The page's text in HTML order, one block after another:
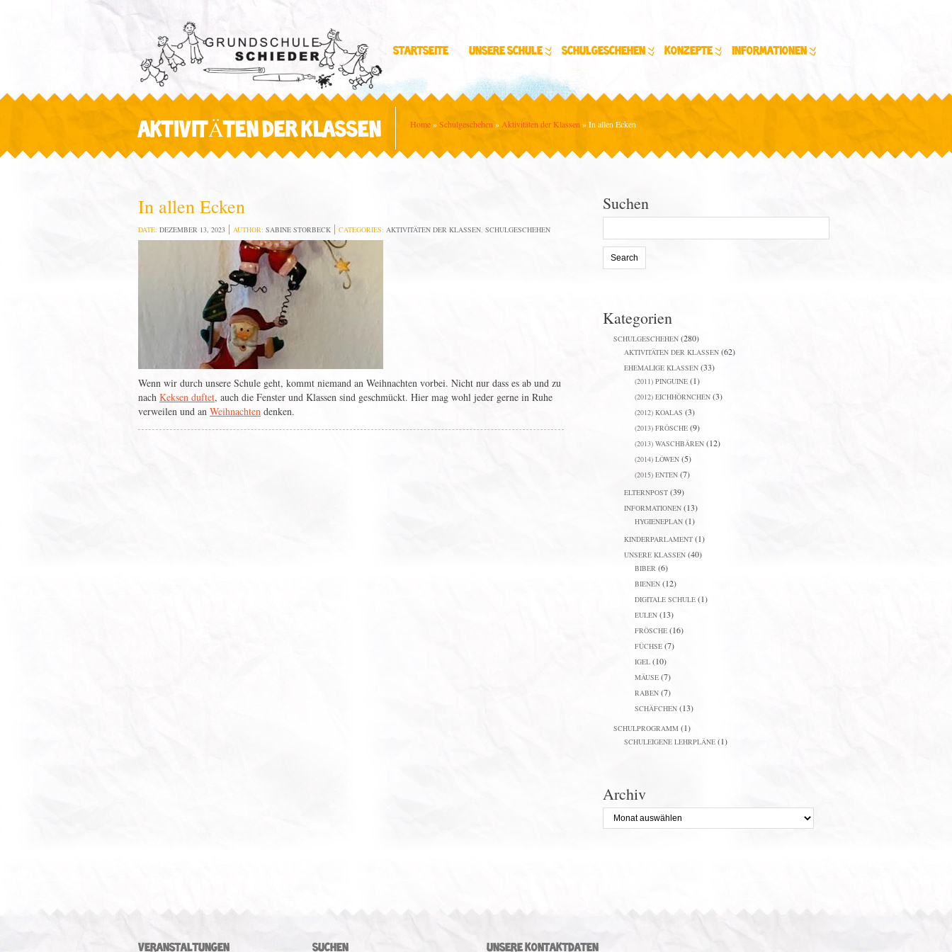
Startseite Unsere Schule Schulgeschehen Konzepte Informationen
AKTIVITÄTEN DER KLASSEN Home»Schulgeschehen » Aktivitäten der Klassen »In allen Ecken
In allen Ecken
DATE: DEZEMBER 13, 2023 AUTHOR: SABINE STORBECK CATEGORIES: AKTIVITÄTEN DER KLASSEN, SCHULGESCHEHEN
Wenn wir durch unsere Schule geht, kommt niemand an Weihnachten vorbei. Nicht nur dass es ab und zu
nach Keksen duftet, auch die Fenster und Klassen sind geschmückt. Hier mag wohl jeder gerne in Ruhe
verweilen und an Weihnachten denken.
Suchen
Kategorien
SCHULGESCHEHEN (280)
AKTIVITÄTEN DER KLASSEN (62)
EHEMALIGE KLASSEN (33)
(2011) PINGUINE (1)
(2012) EICHHÖRNCHEN (3)
(2012) KOALAS (3)
(2013) FRÖSCHE (9)
(2013) WASCHBÄREN (12)
(2014) LÖWEN (5)
(2015) ENTEN (7)
ELTERNPOST (39)
INFORMATIONEN (13)
HYGIENEPLAN (1)
KINDERPARLAMENT (1)
UNSERE KLASSEN (40)
BIBER (6)
BIENEN (12)
DIGITALE SCHULE (1)
EULEN (13)
FRÖSCHE (16)
FÜCHSE (7)
IGEL (10)
MÄUSE (7)
RABEN (7)
SCHÄFCHEN (13)
SCHULPROGRAMM (1)
SCHULEIGENE LEHRPLÄNE (1)
Archiv
Archiv
VERANSTALTUNGEN SUCHEN UNSERE KONTAKTDATEN